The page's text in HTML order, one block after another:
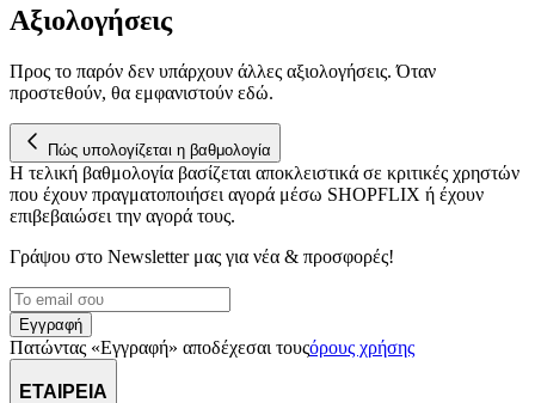
Αξιολογήσεις
Προς το παρόν δεν υπάρχουν άλλες αξιολογήσεις. Όταν
προστεθούν, θα εμφανιστούν εδώ.
Πώς υπολογίζεται η βαθμολογία
Η τελική βαθμολογία βασίζεται αποκλειστικά σε κριτικές χρηστών
που έχουν πραγματοποιήσει αγορά μέσω SHOPFLIX ή έχουν
επιβεβαιώσει την αγορά τους.
Γράψου στο Νewsletter μας για νέα & προσφορές!
Εγγραφή
Πατώντας «Εγγραφή» αποδέχεσαι τουςόρους χρήσης
ΕΤΑΙΡΕΙΑ